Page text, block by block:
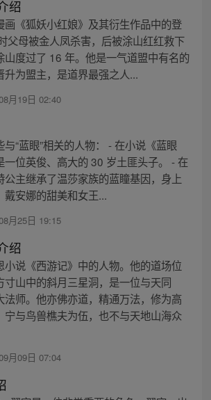
绍
画《狐妖小红娘》及其衍生作品中的登
父母被金人凤杀害，后被涂山红红救下
山度过了 16 年。他是一气道盟中有名的
升为盟主，是道界最强之人...
月19日 02:40
“蓝眼”相关的人物： - 在小说《蓝眼
一位英俊、高大的 30 岁土匪头子。 - 在
公主继承了温莎家族的蓝瞳基因，身上
戴安娜的甜美和女王...
月25日 19:15
绍
小说《西游记》中的人物。他的道场位
寸山中的斜月三星洞，是一位与天同
法师。他亦佛亦道，精通万法，修为高
宁与鸟兽樵夫为伍，也不与天地山海众
月09日 07:04